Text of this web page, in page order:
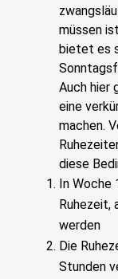
müssen
bietet es
Auch hier
eine
machen.
diese
In Woche
Ruhezeit,
werden
Die
Stunden